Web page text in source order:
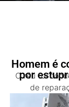
Homem é
por
O réu foi
de